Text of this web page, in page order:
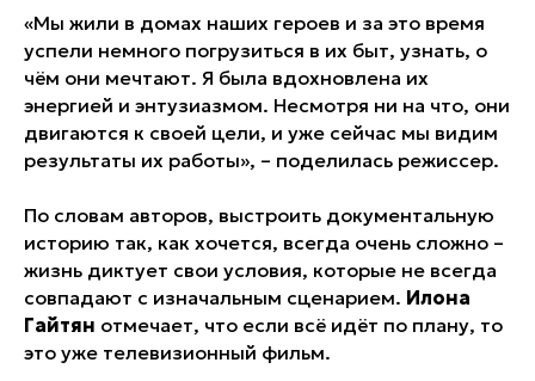
«Мы жили в домах наших героев и за это время
успели немного погрузиться в их быт, узнать, о
чём они мечтают. Я была вдохновлена их
энергией и энтузиазмом. Несмотря ни на что, они
двигаются к своей цели, и уже сейчас мы видим
результаты их работы», – поделилась режиссер.
По словам авторов, выстроить документальную
историю так, как хочется, всегда очень сложно –
жизнь диктует свои условия, которые не всегда
совпадают с изначальным сценарием. Илона
Гайтян отмечает, что если всё идёт по плану, то
это уже телевизионный фильм.